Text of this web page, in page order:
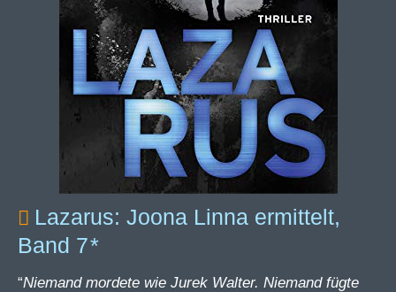
Lazarus: Joona Linna ermittelt,
Band 7
“Niemand mordete wie Jurek Walter. Niemand fügte